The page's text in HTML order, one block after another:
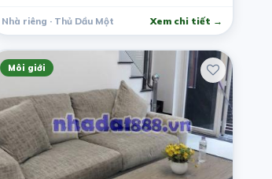
Nhà riêng · Thủ Dầu Một Xem chi tiết →
Môi giới